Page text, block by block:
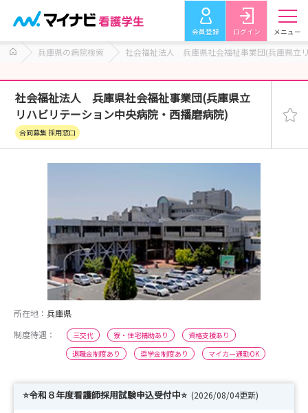
会員登録 ログイン メニュー
兵庫県の病院検索 社会福祉法人 兵庫県社会福祉事業団(兵庫県立
社会福祉法人 兵庫県社会福祉事業団(兵庫県立
リハビリテーション中央病院・西播磨病院)
合同募集 採用窓口
所在地： 兵庫県
制度待遇：
三交代 寮・住宅補助あり
資格支援あり
退職金制度あり
奨学金制度あり マイカー通勤OK
⭐令和８年度看護師採用試験申込受付中⭐ (2026/08/04更新)